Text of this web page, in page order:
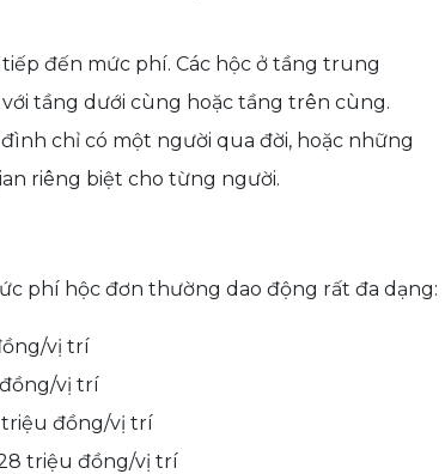
đến mức phí. Các hộc ở tầng trung
tầng dưới cùng hoặc tầng trên cùng.
chỉ có một người qua đời, hoặc những
riêng biệt cho từng người.
phí hộc đơn thường dao động rất đa dạng:
vị trí
vị trí
triệu đồng/vị trí
triệu đồng/vị trí